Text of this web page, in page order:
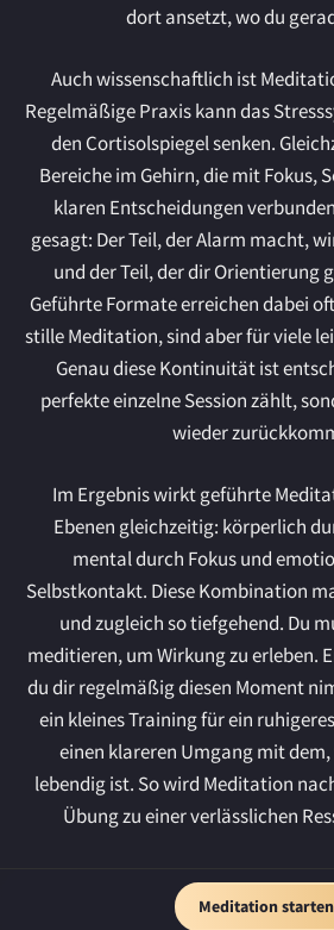
Meditation starten
dort ansetzt, wo du
Auch wissenschaftlich ist
Regelmäßige Praxis kann das
den Cortisolspiegel senken.
Bereiche im Gehirn, die mit Fokus,
klaren Entscheidungen
gesagt: Der Teil, der Alarm macht,
und der Teil, der dir Orientierung
Geführte Formate erreichen dabei
stille Meditation, sind aber für viele
Genau diese Kontinuität ist
perfekte einzelne Session zählt,
wieder
Im Ergebnis wirkt geführte
Ebenen gleichzeitig: körperlich
mental durch Fokus und
Selbstkontakt. Diese Kombination
und zugleich so tiefgehend. Du
meditieren, um Wirkung zu erleben.
du dir regelmäßig diesen Moment
ein kleines Training für ein
einen klareren Umgang mit
lebendig ist. So wird Meditation
Übung zu einer verlässlichen